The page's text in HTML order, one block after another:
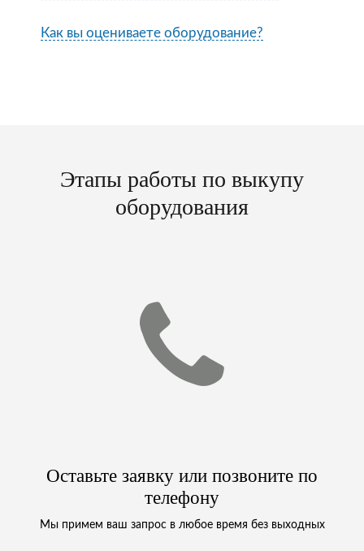
Как вы оцениваете оборудование?
Этапы работы по выкупу
оборудования
Оставьте заявку или позвоните по
телефону
Мы примем ваш запрос в любое время без выходных